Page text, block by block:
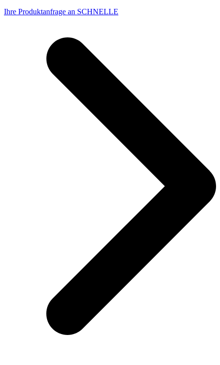
Ihre Produktanfrage an SCHNELLE